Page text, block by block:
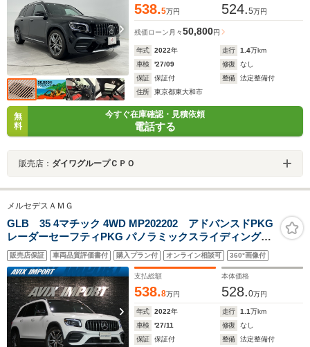
538.5万円 524.5万円
残価ローン 月々50,800円
年式 2022年 走行 1.4万km
車検
'27/09 修復
なし
保証
保証付 整備
法定整備付
住所
東京都東大和市
無
料
今すぐ在庫確認・見積依頼
電話する
販売店： ダイワグループＣＰＯ
メルセデスＡＭＧ
GLB 35 4マチック 4WD MP202202 アドバンスドPKG
レーダーセーフティPKG パノラミックスライディングル
ーフ HUD 灰黒革 F席シートヒーター 純正MBUXナビ 地
デジ 360°カメラ 純正19AW 禁煙 正規ディーラー車
販売店保証 車両品質評価書付 購入プラン付 オンライン相談可 360°画像付
支払総額
538.8万円
本体価格
528.0万円
年式 2022年 走行 1.1万km
車検
'27/11 修復
なし
保証
保証付 整備
法定整備付